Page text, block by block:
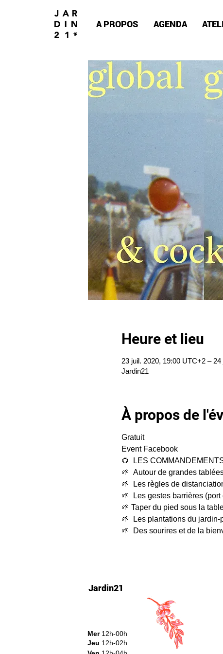
A PROPOS AGENDA
Heure et lieu
23 juil. 2020, 19:00 UTC+2 –
Jardin21
À propos de
Gratuit
Event Facebook
🌻  LES
🌱  Autour de grandes
🌱  Les règles de
🌱  Les gestes barrières
🌱 Taper du pied sous la
🌱  Les plantations du
🌱  Des sourires et de la
Jardin21
Mer12h-00h
Jeu 12h-02h